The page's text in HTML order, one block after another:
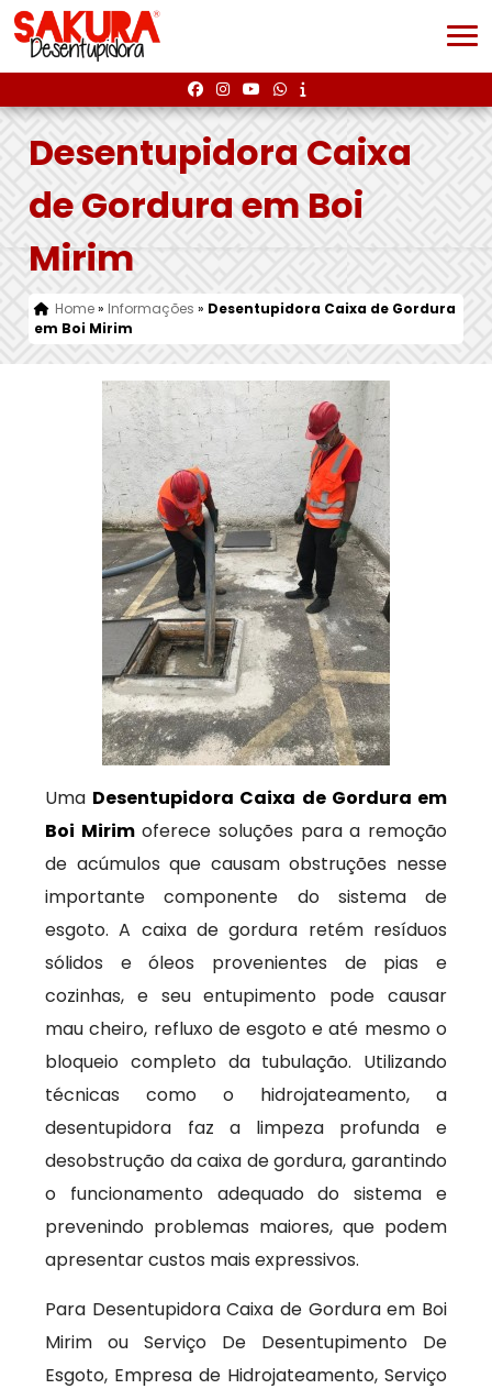
Desentupidora Caixa
de Gordura em Boi
Mirim
Home» Informações » Desentupidora Caixa de Gordura
em Boi Mirim
Uma Desentupidora Caixa de Gordura em
Boi Mirimoferece soluções para a remoção
de acúmulos que causam obstruções nesse
importante componente do sistema de
esgoto. A caixa de gordura retém resíduos
sólidos e óleos provenientes de pias e
cozinhas, e seu entupimento pode causar
mau cheiro, refluxo de esgoto e até mesmo o
bloqueio completo da tubulação. Utilizando
técnicas como o hidrojateamento, a
desentupidora faz a limpeza profunda e
desobstrução da caixa de gordura, garantindo
o funcionamento adequado do sistema e
prevenindo problemas maiores, que podem
apresentar custos mais expressivos.
Para Desentupidora Caixa de Gordura em Boi
Mirim ou Serviço De Desentupimento De
Esgoto, Empresa de Hidrojateamento, Serviço